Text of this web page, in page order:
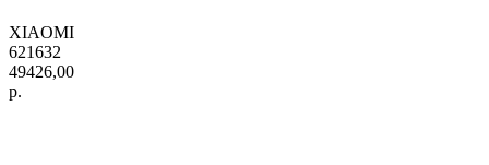
XIAOMI
621632
49426,00
р.